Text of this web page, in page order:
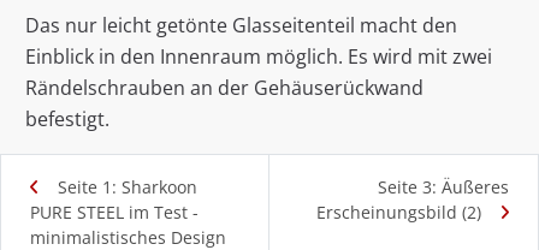
Das nur leicht getönte Glasseitenteil macht den
Einblick in den Innenraum möglich. Es wird mit zwei
Rändelschrauben an der Gehäuserückwand
befestigt.
Seite 1: Sharkoon
PURE STEEL im Test -
minimalistisches Design
Seite 3: Äußeres
Erscheinungsbild (2)